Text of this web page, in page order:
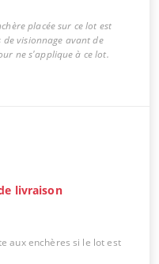
placée sur ce lot est
visionnage avant de
ne s'applique à ce lot.
livraison
aux enchères si le lot est